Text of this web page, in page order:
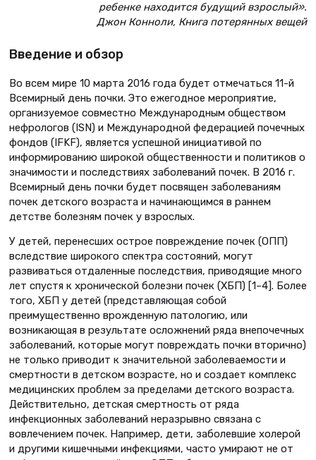
ребенке находится будущий взрослый».
Джон Конноли, Книга потерянных вещей
Введение и обзор
Во всем мире 10 марта 2016 года будет отмечаться 11-й
Всемирный день почки. Это ежегодное мероприятие,
организуемое совместно Международным обществом
нефрологов (ISN) и Международной федерацией почечных
фондов (IFKF), является успешной инициативой по
информированию широкой общественности и политиков о
значимости и последствиях заболеваний почек. В 2016 г.
Всемирный день почки будет посвящен заболеваниям
почек детского возраста и начинающимся в раннем
детстве болезням почек у взрослых.
У детей, перенесших острое повреждение почек (ОПП)
вследствие широкого спектра состояний, могут
развиваться отдаленные последствия, приводящие много
лет спустя к хронической болезни почек (ХБП) [1–4]. Более
того, ХБП у детей (представляющая собой
преимущественно врожденную патологию, или
возникающая в результате осложнений ряда внепочечных
заболеваний, которые могут повреждать почки вторично)
не только приводит к значительной заболеваемости и
смертности в детском возрасте, но и создает комплекс
медицинских проблем за пределами детского возраста.
Действительно, детская смертность от ряда
инфекционных заболеваний неразрывно связана с
вовлечением почек. Например, дети, заболевшие холерой
и другими кишечными инфекциями, часто умирают не от